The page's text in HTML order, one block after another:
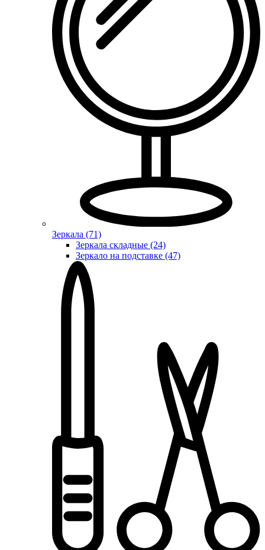
Зеркала (71)
Зеркала складные (24)
Зеркало на подставке (47)